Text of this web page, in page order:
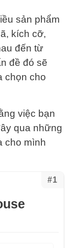
sản phẩm
kích cỡ,
đến từ
đề đó sẽ
chọn cho
việc bạn
qua những
cho mình
#1